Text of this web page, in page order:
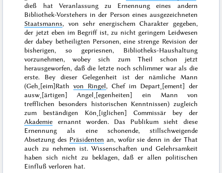
dieß hat Veranlassung zu Ernennung eines andern
Bibliothek-Vorstehers in der Person eines ausgezeichneten
Staatsmanns, von sehr energischem Charakter gegeben,
der jetzt eben im Begriff ist, zu nicht geringem Leidwesen
der dabey betheiligten Personen, eine strenge Revision der
bisherigen, so gepriesnen, Bibliotheks-Haushaltung
vorzunehmen, wobey sich zum Theil schon jetzt
herausgeworfen, daß die letzte noch schlimmer war als die
erste. Bey dieser Gelegenheit ist der nämliche Mann
(Geh˖[eim]Rathvon Ringel, Chef im Depart˖[ement] der
ausw˖[ärtigen] Angel˖[egenheiten] ein Mann von
trefflichen besonders historischen Kenntnissen) zugleich
zum beständigen Kön˖[iglichen] Commissär bey der
Akademie ernannt worden. Das Publikum sieht diese
Ernennung als eine schonende, stillschweigende
Absetzung des Präsidenten an, wofür sie denn in der That
auch zu nehmen ist.Wissenschaften und Gelehrsamkeit
haben sich nicht zu beklagen, daß er allen politischen
Einfluß verloren hat.